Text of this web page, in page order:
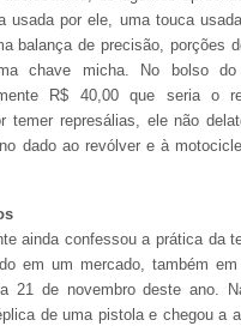
usada por ele, uma touca
balança de precisão, porções
chave micha. No bolso do
R$ 40,00 que seria o
temer represálias, ele não
dado ao revólver e à
ainda confessou a prática da
em um mercado, também
21 de novembro deste ano.
de uma pistola e chegou a